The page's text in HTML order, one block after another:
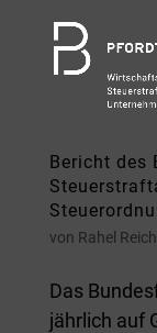
Bericht des
von Rahel
Das
jährlich auf